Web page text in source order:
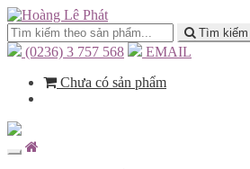
Tìm kiếm
(0236) 3 757 568
EMAIL
Chưa có sản phẩm